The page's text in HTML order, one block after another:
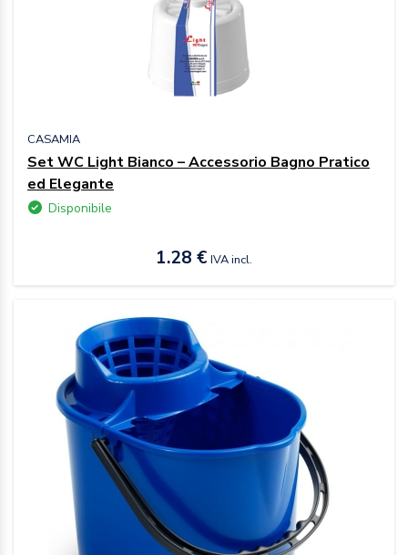
CASAMIA
Set WC Light Bianco – Accessorio Bagno Pratico
ed Elegante
Disponibile
1.28 € IVA incl.